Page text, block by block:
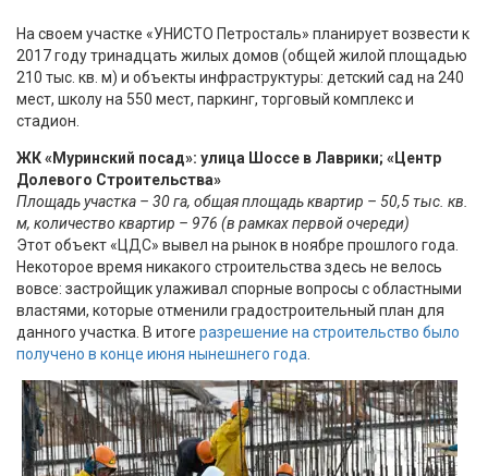
На своем участке «УНИСТО Петросталь» планирует возвести к
2017 году тринадцать жилых домов (общей жилой площадью
210 тыс. кв. м) и объекты инфраструктуры: детский сад на 240
мест, школу на 550 мест, паркинг, торговый комплекс и
стадион.
ЖК «Муринский посад»: улица Шоссе в Лаврики; «Центр
Долевого Строительства»
Площадь участка – 30 га, общая площадь квартир – 50,5 тыс. кв.
м, количество квартир – 976 (в рамках первой очереди)
Этот объект «ЦДС» вывел на рынок в ноябре прошлого года.
Некоторое время никакого строительства здесь не велось
вовсе: застройщик улаживал спорные вопросы с областными
властями, которые отменили градостроительный план для
данного участка. В итоге разрешение на строительство было
получено в конце июня нынешнего года.